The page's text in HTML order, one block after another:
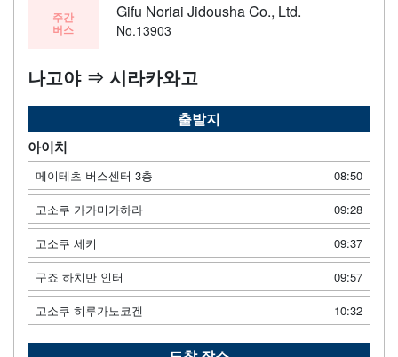
주간
버스
Gifu Noriai Jidousha Co., Ltd.
No.13903
나고야 ⇒ 시라카와고
출발지
아이치
메이테츠 버스센터 3층
08:50
고소쿠 가가미가하라
09:28
고소쿠 세키
09:37
구죠 하치만 인터
09:57
고소쿠 히루가노코겐
10:32